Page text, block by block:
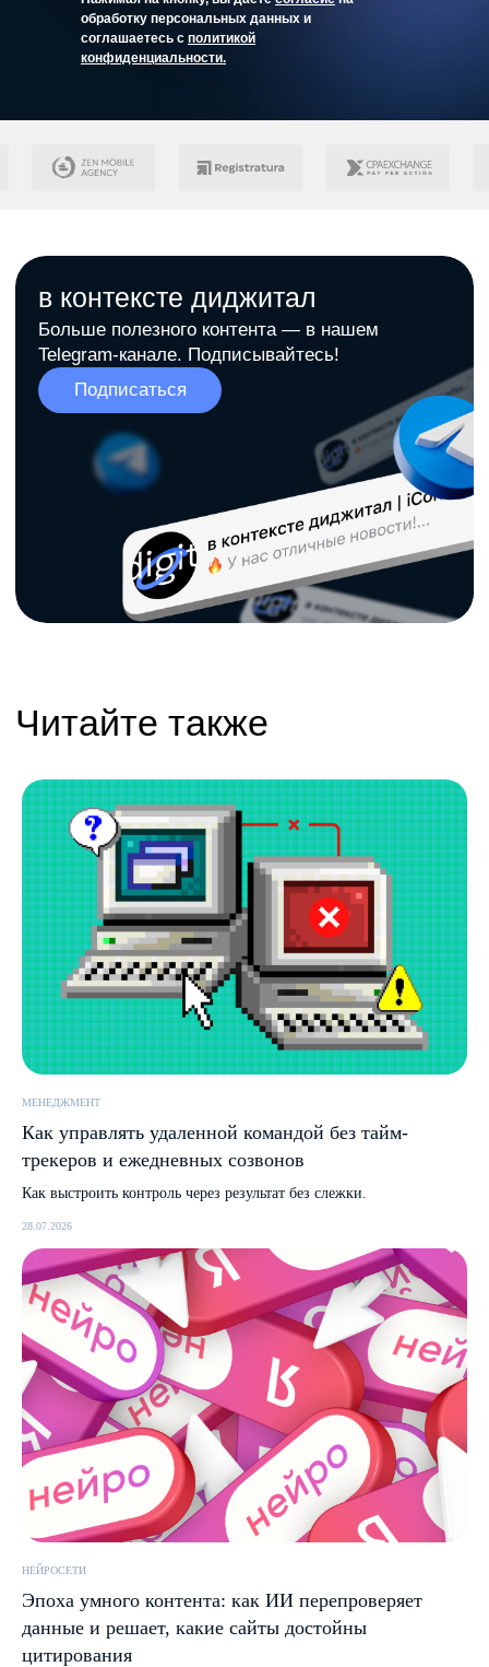
обработку персональных данных и
соглашаетесь с политикой
конфиденциальности.
МЕНЕДЖМЕНТ
Как управлять удаленной командой без тайм-
трекеров и ежедневных созвонов
Как выстроить контроль через результат без слежки.
28.07.2026
НЕЙРОСЕТИ
Эпоха умного контента: как ИИ перепроверяет
данные и решает, какие сайты достойны
цитирования